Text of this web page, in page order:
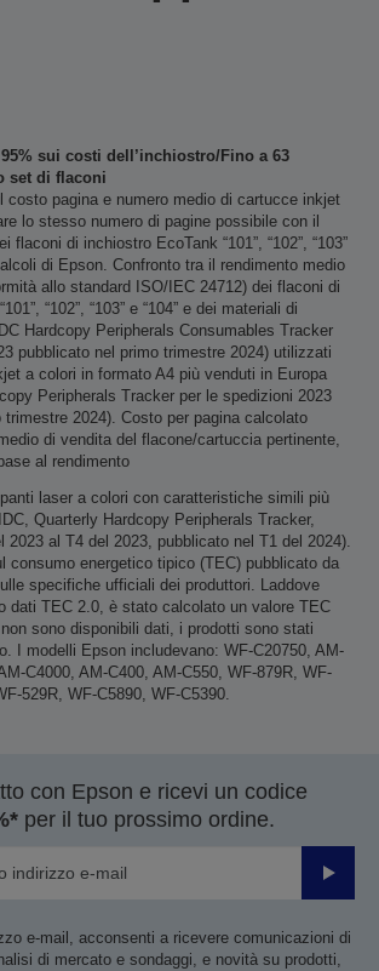
sui costi dell’inchiostro/Fino a 63
set di flaconi
costo pagina e numero medio di cartucce inkjet
lo stesso numero di pagine possibile con il
flaconi di inchiostro EcoTank “101”, “102”, “103”
di Epson. Confronto tra il rendimento medio
allo standard ISO/IEC 24712) dei flaconi di
“102”, “103” e “104” e dei materiali di
Hardcopy Peripherals Consumables Tracker
pubblicato nel primo trimestre 2024) utilizzati
a colori in formato A4 più venduti in Europa
Peripherals Tracker per le spedizioni 2023
trimestre 2024). Costo per pagina calcolato
di vendita del flacone/cartuccia pertinente,
al rendimento
laser a colori con caratteristiche simili più
Quarterly Hardcopy Peripherals Tracker,
2023 al T4 del 2023, pubblicato nel T1 del 2024).
consumo energetico tipico (TEC) pubblicato da
specifiche ufficiali dei produttori. Laddove
dati TEC 2.0, è stato calcolato un valore TEC
sono disponibili dati, i prodotti sono stati
I modelli Epson includevano: WF-C20750, AM-
C4000, AM-C400, AM-C550, WF-879R, WF-
529R, WF-C5890, WF-C5390.
con Epson e ricevi un codice
per il tuo prossimo ordine.
Invia
e-mail, acconsenti a ricevere comunicazioni di
di mercato e sondaggi, e novità su prodotti,